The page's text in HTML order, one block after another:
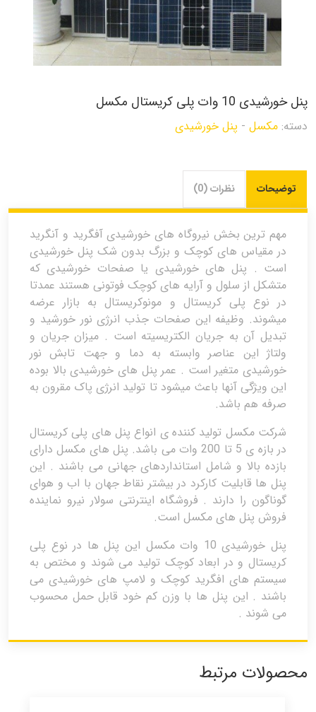
پنل خورشیدی 10 وات پلی کریستال مکسل
دسته: مکسل - پنل خورشیدی
توضیحات نظرات (0)
مهم ترین بخش نیروگاه های خورشیدی آفگرید و آنگرید
در مقیاس های کوچک و بزرگ بدون شک پنل خورشیدی
است . پنل های خورشیدی یا صفحات خورشیدی که
متشکل از سلول و آرایه های کوچک فوتونی هستند عمدتا
در نوع پلی کریستال و مونوکریستال به بازار عرضه
میشوند. وظیفه این صفحات جذب انرژی نور خورشید و
تبدیل آن به جریان الکتریسیته است . میزان جریان و
ولتاژ این عناصر وابسته به دما و جهت تابش نور
خورشیدی متغیر است . عمر پنل های خورشیدی بالا بوده
این ویژگی آنها باعث میشود تا تولید انرژی پاک مقرون به
صرفه هم باشد.
شرکت مکسل تولید کننده ی انواع پنل های پلی کریستال
در بازه ی 5 تا 200 وات می باشد. پنل های مکسل دارای
بازده بالا و شامل استانداردهای جهانی می باشند . این
پنل ها قابلیت کارکرد در بیشتر نقاط جهان با اب و هوای
گوناگون را دارند . فروشگاه اینترنتی سولار نیرو نماینده
فروش پنل های مکسل است.
پنل خورشیدی 10 وات مکسل این پنل ها در نوع پلی
کریستال و در ابعاد کوچک تولید می شوند و مختص به
سیستم های افگرید کوچک و لامپ های خورشیدی می
باشند . این پنل ها با وزن کم خود قابل حمل محسوب
می شوند .
محصولات مرتبط